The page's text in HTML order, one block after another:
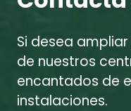
Si desea
de nuestros
encantados de
instalaciones.